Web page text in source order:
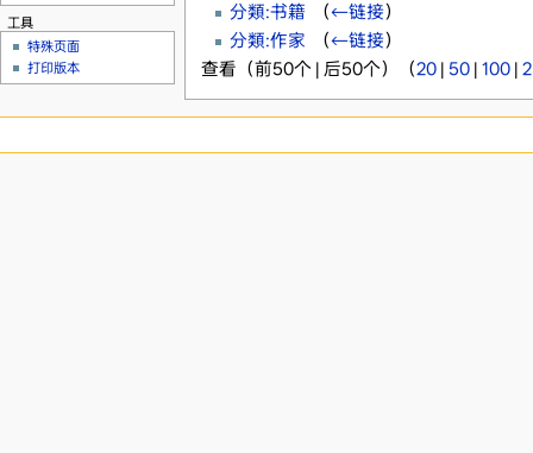
分類:书籍
（←链接）
分類:作家
（←链接）
查看（前50个 | 后50个）（20| 50| 100|
工具
特殊页面
打印版本